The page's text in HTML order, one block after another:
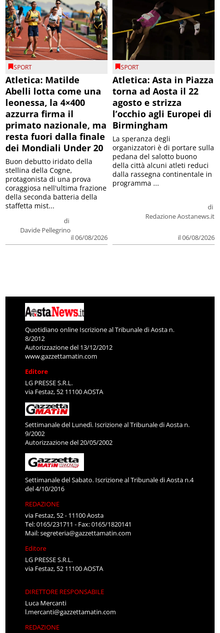
SPORT
Atletica: Matilde
Abelli lotta come una
leonessa, la 4×400
azzurra firma il
primato nazionale, ma
resta fuori dalla finale
dei Mondiali Under 20
di
Davide Pellegrino
il 06/08/2026
Buon debutto iridato della
stellina della Cogne,
protagonista di una prova
coraggiosa nell'ultima frazione
della seconda batteria della
staffetta mist...
SPORT
Atletica: Asta in Piazza
torna ad Aosta il 22
agosto e strizza
l’occhio agli Europei di
Birmingham
di
Redazione Aostanews.it
il 06/08/2026
La speranza degli
organizzatori è di portare sulla
pedana del salotto buono
della città alcuni atleti reduci
dalla rassegna continentale in
programma ...
Quotidiano online Iscrizione al Tribunale di Aosta n.
8/2012
Autorizzazione del 13/12/2012
www.gazzettamatin.com
Editore
LG PRESSE S.R.L.
via Festaz, 52 11100 AOSTA
Settimanale del Lunedì. Iscrizione al Tribunale di Aosta n.
9/2002
Autorizzazione del 20/05/2002
Settimanale del Sabato. Iscrizione al Tribunale di Aosta n.4
del 4/10/2016
REDAZIONE
via Festaz, 52 - 11100 Aosta
Tel: 0165/231711 - Fax: 0165/1820141
Mail:segreteria@gazzettamatin.com
Editore
LG PRESSE S.R.L.
via Festaz, 52 11100 AOSTA
DIRETTORE RESPONSABILE
Luca Mercanti
l.mercanti@gazzettamatin.com
REDAZIONE